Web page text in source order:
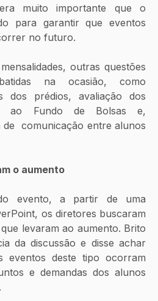
muito importante que o
para garantir que eventos
no futuro.
outras questões
na ocasião, como
dos prédios, avaliação dos
ao Fundo de Bolsas e,
comunicação entre alunos
o aumento
evento, a partir de uma
os diretores buscaram
levaram ao aumento. Brito
da discussão e disse achar
eventos deste tipo ocorram
e demandas dos alunos